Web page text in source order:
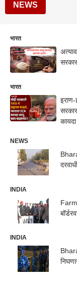
NEWS
भारत
भारत
इराण-
NEWS
INDIA
INDIA